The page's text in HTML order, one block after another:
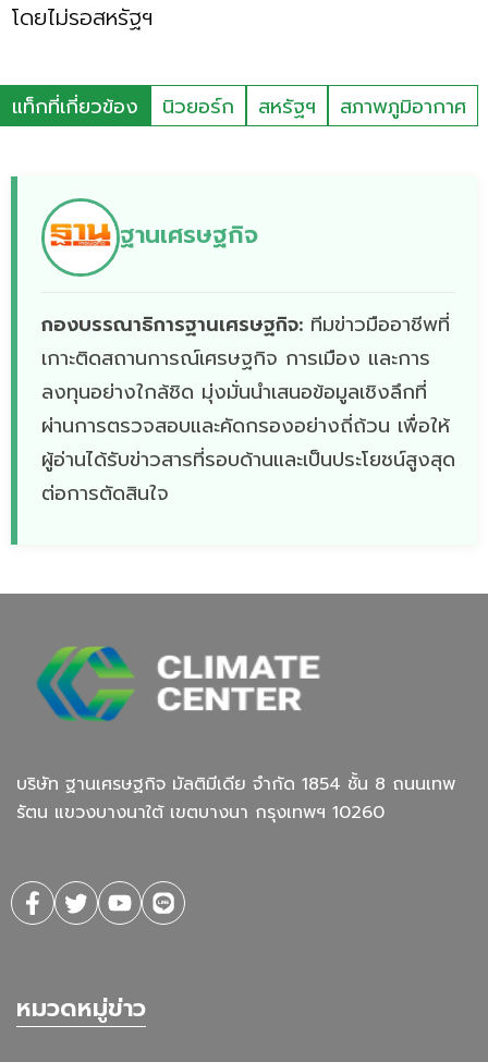
โดยไม่รอสหรัฐฯ
แท็กที่เกี่ยวข้อง นิวยอร์ก สหรัฐฯ สภาพภูมิอากาศ
ฐานเศรษฐกิจ
กองบรรณาธิการฐานเศรษฐกิจ: ทีมข่าวมืออาชีพที่
เกาะติดสถานการณ์เศรษฐกิจ การเมือง และการ
ลงทุนอย่างใกล้ชิด มุ่งมั่นนำเสนอข้อมูลเชิงลึกที่
ผ่านการตรวจสอบและคัดกรองอย่างถี่ถ้วน เพื่อให้
ผู้อ่านได้รับข่าวสารที่รอบด้านและเป็นประโยชน์สูงสุด
ต่อการตัดสินใจ
บริษัท ฐานเศรษฐกิจ มัลติมีเดีย จํากัด 1854 ชั้น 8 ถนนเทพ
รัตน แขวงบางนาใต้ เขตบางนา กรุงเทพฯ 10260
หมวดหมู่ข่าว